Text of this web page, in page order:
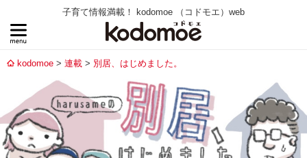
子育て情報満載！ kodomoe （コドモエ）web
kodomoe 連載 別居、はじめました。